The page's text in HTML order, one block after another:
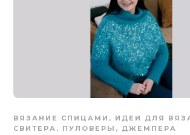
ВЯЗАНИЕ СПИЦАМИ , ИДЕИ ДЛЯ
СВИТЕРА, ПУЛОВЕРЫ, ДЖЕМПЕРА